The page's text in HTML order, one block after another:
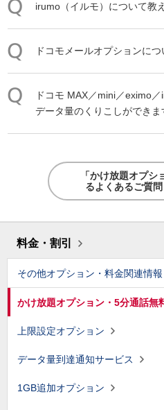
irumo（イルモ）について教
ドコモメールオプションにつ
ドコモ MAX／mini／eximo
データ量のくりこしができま
「かけ放題オプシ
るよくあるご質
料金・割引
その他オプション・料金関連情報
かけ放題オプション・5分通話無
上限設定オプション
データ量到達通知サービス
1GB追加オプション